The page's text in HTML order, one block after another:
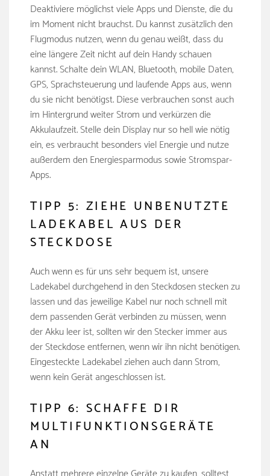
Deaktiviere möglichst viele Apps und Dienste, die du
im Moment nicht brauchst. Du kannst zusätzlich den
Flugmodus nutzen, wenn du genau weißt, dass du
eine längere Zeit nicht auf dein Handy schauen
kannst. Schalte dein WLAN, Bluetooth, mobile Daten,
GPS, Sprachsteuerung und laufende Apps aus, wenn
du sie nicht benötigst. Diese verbrauchen sonst auch
im Hintergrund weiter Strom und verkürzen die
Akkulaufzeit. Stelle dein Display nur so hell wie nötig
ein, es verbraucht besonders viel Energie und nutze
außerdem den Energiesparmodus sowie Stromspar-
Apps.
TIPP 5: ZIEHE UNBENUTZTE
LADEKABEL AUS DER
STECKDOSE
Auch wenn es für uns sehr bequem ist, unsere
Ladekabel durchgehend in den Steckdosen stecken zu
lassen und das jeweilige Kabel nur noch schnell mit
dem passenden Gerät verbinden zu müssen, wenn
der Akku leer ist, sollten wir den Stecker immer aus
der Steckdose entfernen, wenn wir ihn nicht benötigen.
Eingesteckte Ladekabel ziehen auch dann Strom,
wenn kein Gerät angeschlossen ist.
TIPP 6: SCHAFFE DIR
MULTIFUNKTIONSGERÄTE
AN